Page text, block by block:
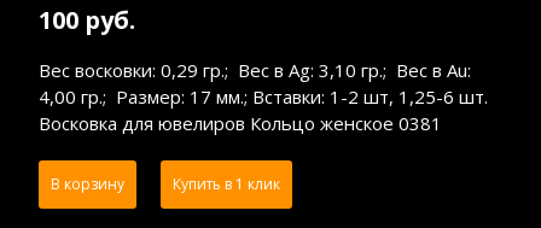
100 руб.
Вес восковки: 0,29 гр.; Вес в Ag: 3,10 гр.; Вес в Au:
4,00 гр.; Размер: 17 мм.; Вставки: 1-2 шт, 1,25-6 шт.
Восковка для ювелиров Кольцо женское 0381
В корзину Купить в 1 клик